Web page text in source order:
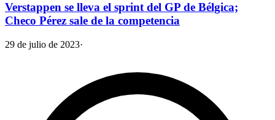
Verstappen se lleva el sprint del GP de Bélgica;
Checo Pérez sale de la competencia
29 de julio de 2023·